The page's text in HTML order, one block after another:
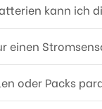
kann ich
einen
oder Packs